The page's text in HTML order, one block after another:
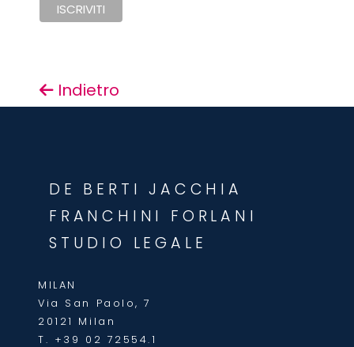
Indietro
DE BERTI JACCHIA
FRANCHINI FORLANI
STUDIO LEGALE
MILAN
Via San Paolo, 7
20121 Milan
T. +39 02 72554.1